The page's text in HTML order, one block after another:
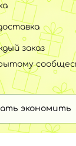
заказ
экономить